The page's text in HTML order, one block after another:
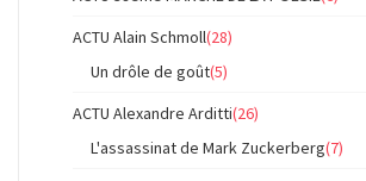
ACTU Alain Schmoll(28)
Un drôle de goût(5)
ACTU Alexandre Arditti(26)
L'assassinat de Mark Zuckerberg(7)